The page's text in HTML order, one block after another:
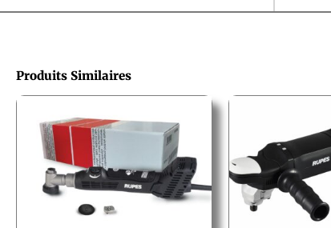
Produits Similaires